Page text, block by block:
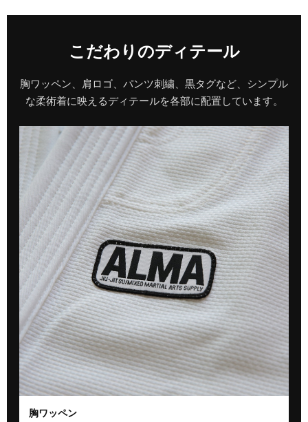
こだわりのディテール
胸ワッペン、肩ロゴ、パンツ刺繍、黒タグなど、シンプル
な柔術着に映えるディテールを各部に配置しています。
胸ワッペン